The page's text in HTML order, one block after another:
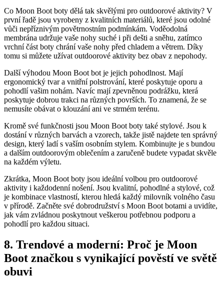
Co Moon Boot⁢ boty dělá tak skvělými pro‌ outdoorové aktivity? V
první řadě jsou⁤ vyrobeny z kvalitních materiálů, které jsou ​odolné‍
vůči ⁤nepříznivým povětrnostním​ podmínkám.​ Voděodolná
⁣membrána udržuje vaše nohy suché ⁣i⁤ při dešti ⁢a sněhu, zatímco⁤
vrchní část boty chrání vaše nohy před‌ chladem a větrem. Díky
tomu‍ si můžete⁣ užívat outdoorové aktivity bez​ obav z nepohody.
Další výhodou Moon Boot bot je jejich ⁢pohodlnost. Mají
ergonomický tvar ​a ⁤vnitřní‍ polstrování, ⁤které poskytuje​ oporu ⁣a⁤
pohodlí vašim ⁤nohám. ⁤Navíc mají zpevněnou podrážku, která ​
poskytuje dobrou trakci na různých površích. To znamená, že se
nemusíte obávat o klouzání ani​ ve strmém terénu.
Kromě své ‌funkčnosti jsou Moon⁣ Boot boty také‍ stylové. Jsou k ​
dostání⁢ v různých barvách a vzorech, takže jistě najdete ten správný
⁢design, který ladí ‌s ‌vaším osobním stylem. Kombinujte je s bundou
a dalším outdoorovým oblečením a⁢ zaručeně​ budete vypadat skvěle
na každém výletu.
Zkrátka, Moon Boot boty jsou ideální⁣ volbou⁣ pro outdoorové
aktivity ‌i každodenní nošení. Jsou kvalitní, pohodlné a stylové, což
je ‍kombinace vlastností, kterou hledá každý milovník volného času
v přírodě.‌ Začněte své dobrodružství s Moon Boot botami a uvidíte,⁢
jak⁣ vám ⁢zvládnou​ poskytnout veškerou potřebnou podporu ‍a
pohodlí⁣ pro každou situaci.
8. Trendové a ‌moderní: Proč ‌je Moon
Boot‍ značkou s vynikající pověstí ve světě
obuvi